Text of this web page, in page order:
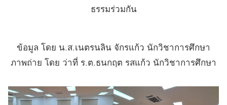
ธรรมร่วมกัน
ข้อมูล โดย น.ส.เนตรนลิน จักรแก้ว นักวิชาการศึกษา
ภาพถ่าย โดย ว่าที่ ร.ต.ธนกฤต รสแก้ว นักวิชาการศึกษา